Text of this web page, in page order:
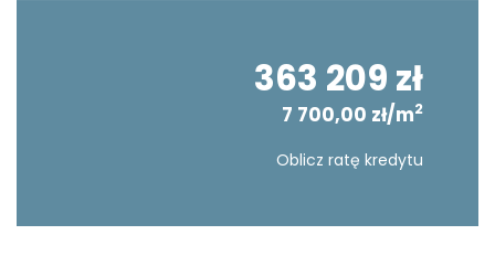
363 209 zł
7 700,00 zł/m2
Oblicz ratę kredytu